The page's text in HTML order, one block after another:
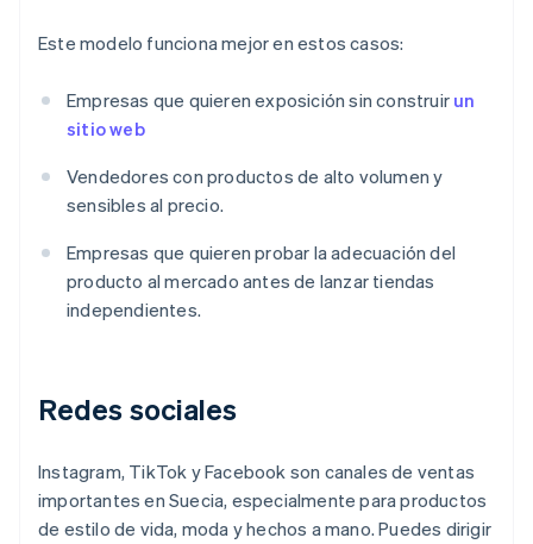
Este modelo funciona mejor en estos casos:
Empresas que quieren exposición sin construir un
sitio web
Vendedores con productos de alto volumen y
sensibles al precio.
Empresas que quieren probar la adecuación del
producto al mercado antes de lanzar tiendas
independientes.
Redes sociales
Instagram, TikTok y Facebook son canales de ventas
importantes en Suecia, especialmente para productos
de estilo de vida, moda y hechos a mano. Puedes dirigir